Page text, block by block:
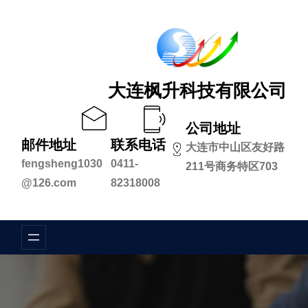
大连枫升科技有限公司
邮件地址
fengsheng1030
@126.com
联系电话
0411-
82318008
公司地址
大连市中山区友好路
211号商务特区703